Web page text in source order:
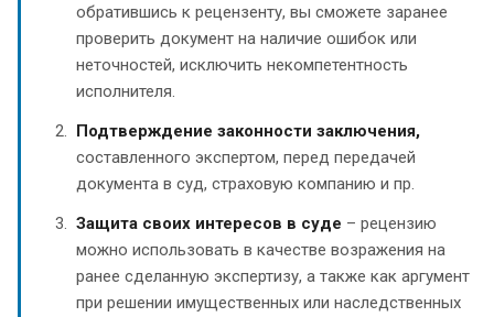
обратившись к рецензенту, вы сможете заранее
проверить документ на наличие ошибок или
неточностей, исключить некомпетентность
исполнителя.
Подтверждение законности заключения,
составленного экспертом, перед передачей
документа в суд, страховую компанию и пр.
Защита своих интересов в суде – рецензию
можно использовать в качестве возражения на
ранее сделанную экспертизу, а также как аргумент
при решении имущественных или наследственных